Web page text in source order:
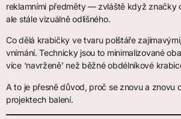
reklamními předměty — zvláště když značky
ale stále vizuálně odlišného.
Co dělá krabičky ve tvaru polštáře
vnímání. Technicky jsou to minimalizované
více ‘navrženě’ než běžné obdélníkové
A to je přesně důvod, proč se znovu a znovu
projektech balení.